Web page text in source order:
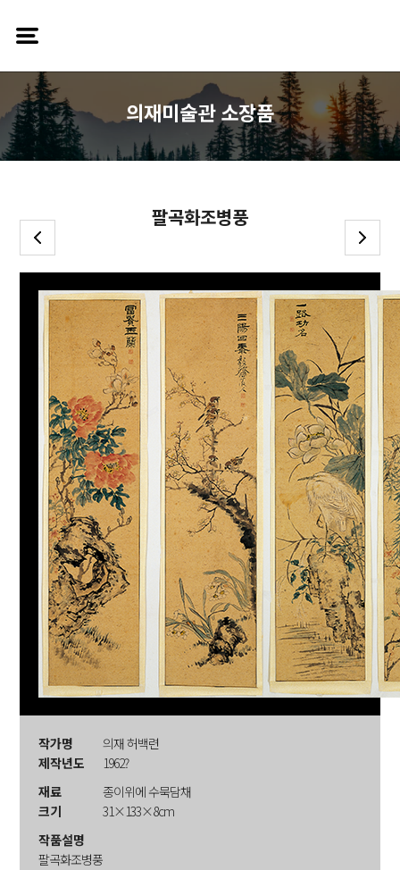
의재미술관 소장품
팔곡화조병풍
작가명
의재 허백련
제작년도
1962?
재료
종이위에 수묵담채
크기
31×133×8cm
작품설명
팔곡화조병풍